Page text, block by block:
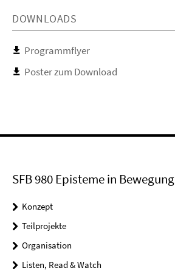
DOWNLOADS
Programmflyer
Poster zum Download
SFB 980 Episteme in Bewegung
Konzept
Teilprojekte
Organisation
Listen, Read & Watch